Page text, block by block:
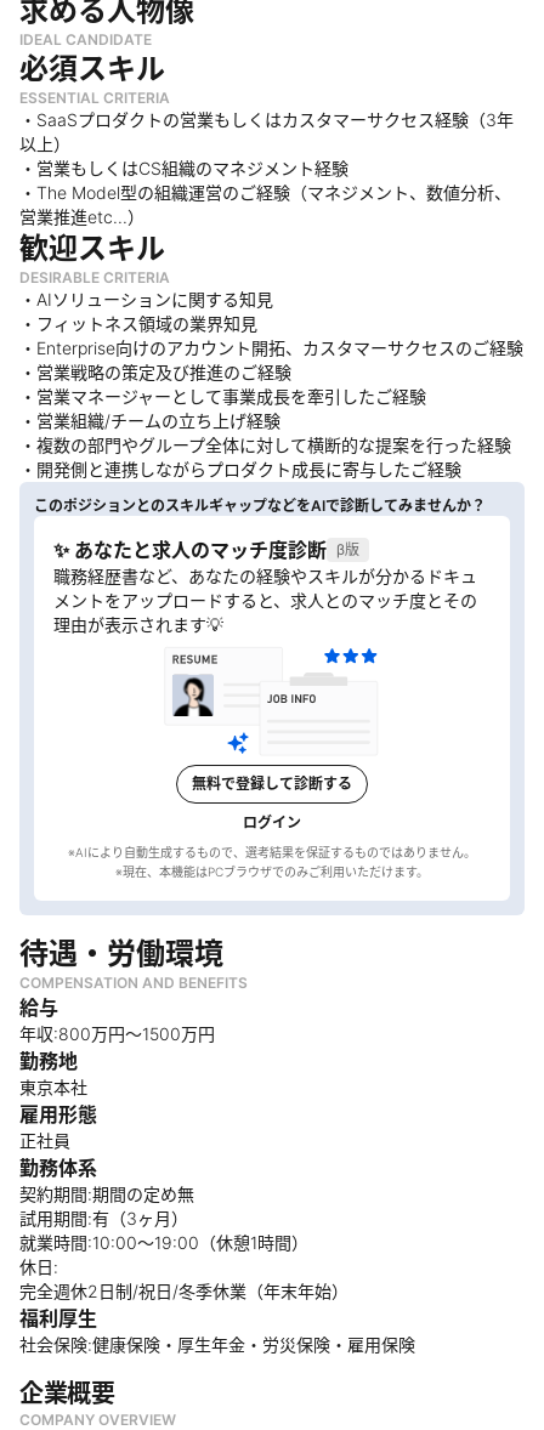
求める人物像
IDEAL CANDIDATE
必須スキル
ESSENTIAL CRITERIA
・SaaSプロダクトの営業もしくはカスタマーサクセス経験（3年
以上）
・営業もしくはCS組織のマネジメント経験
・The Model型の組織運営のご経験（マネジメント、数値分析、
営業推進etc...）
歓迎スキル
DESIRABLE CRITERIA
・AIソリューションに関する知見
・フィットネス領域の業界知見
・Enterprise向けのアカウント開拓、カスタマーサクセスのご経験
・営業戦略の策定及び推進のご経験
・営業マネージャーとして事業成長を牽引したご経験
・営業組織/チームの立ち上げ経験
・複数の部門やグループ全体に対して横断的な提案を行った経験
・開発側と連携しながらプロダクト成長に寄与したご経験
このポジションとのスキルギャップなどをAIで診断してみませんか？
✨ あなたと求人のマッチ度診断 β版
職務経歴書など、あなたの経験やスキルが分かるドキュ
メントをアップロードすると、求人とのマッチ度とその
理由が表示されます💡
無料で登録して診断する
ログイン
※AIにより自動生成するもので、選考結果を保証するものではありません。
待遇・労働環境
COMPENSATION AND BENEFITS
給与
年収:800万円～1500万円
勤務地
東京本社
雇用形態
正社員
勤務体系
契約期間:期間の定め無
試⽤期間:有（3ヶ月）
就業時間:10:00～19:00（休憩1時間）
休⽇:
完全週休2日制/祝日/冬季休業（年末年始）
福利厚生
社会保険:健康保険・厚⽣年金・労災保険・雇用保険
企業概要
COMPANY OVERVIEW